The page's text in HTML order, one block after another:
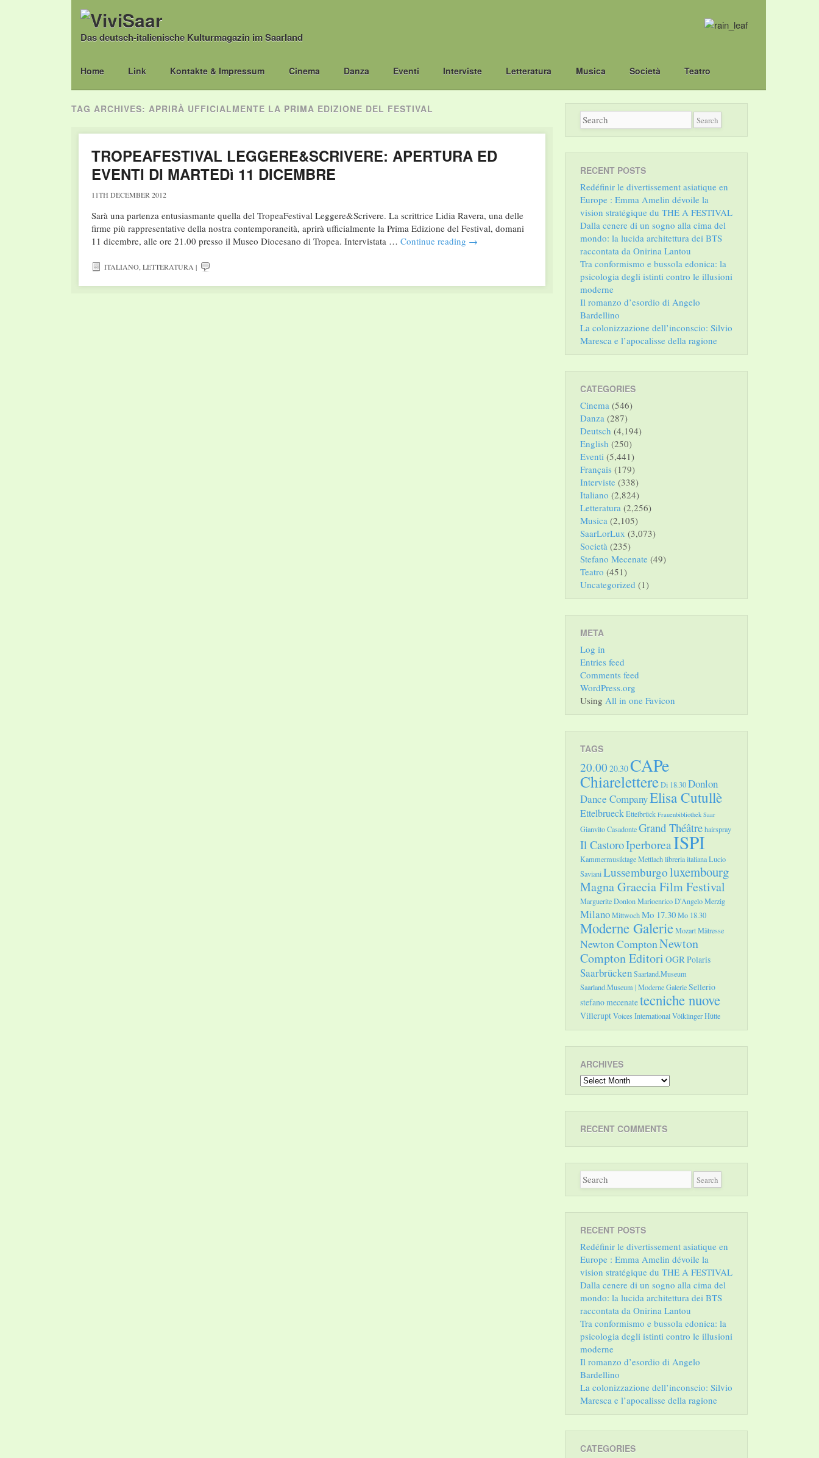
Das deutsch-italienische Kulturmagazin im Saarland
Main menu
Skip
Home Link Kontakte & Impressum Cinema Danza Eventi Interviste Letteratura Musica Società Teatro
TAG ARCHIVES: APRIRÀ UFFICIALMENTE LA PRIMA EDIZIONE DEL FESTIVAL
TROPEAFESTIVAL LEGGERE&SCRIVERE: APERTURA ED
EVENTI DI MARTEDì 11 DICEMBRE
11TH DECEMBER 2012
Sarà una partenza entusiasmante quella del TropeaFestival Leggere&Scrivere. La scrittrice Lidia Ravera, una delle
firme più rappresentative della nostra contemporaneità, aprirà ufficialmente la Prima Edizione del Festival, domani
11 dicembre, alle ore 21.00 presso il Museo Diocesano di Tropea. Intervistata … Continue reading →
ITALIANO,LETTERATURA |
RECENT POSTS
Redéfinir le divertissement asiatique en
Europe : Emma Amelin dévoile la
vision stratégique du THE A FESTIVAL
Dalla cenere di un sogno alla cima del
mondo: la lucida architettura dei BTS
raccontata da Onirina Lantou
Tra conformismo e bussola edonica: la
psicologia degli istinti contro le illusioni
moderne
Il romanzo d’esordio di Angelo
Bardellino
La colonizzazione dell’inconscio: Silvio
Maresca e l’apocalisse della ragione
CATEGORIES
Cinema (546)
Danza (287)
Deutsch (4,194)
English (250)
Eventi (5,441)
Français (179)
Interviste (338)
Italiano (2,824)
Letteratura (2,256)
Musica (2,105)
SaarLorLux (3,073)
Società (235)
Stefano Mecenate (49)
Teatro (451)
Uncategorized (1)
META
Log in
Entries feed
Comments feed
WordPress.org
Using All in one Favicon
TAGS
20.00 20.30CAPe
ChiarelettereDi 18.30Donlon
Dance CompanyElisa Cutullè
EttelbrueckEttelbrück Frauenbibliothek Saar
Gianvito CasadonteGrand Théâtrehairspray
Il CastoroIperboreaISPI
Kammermusiktage Mettlachlibreria italianaLucio
SavianiLussemburgoluxembourg
Magna Graecia Film Festival
Marguerite DonlonMarioenrico D'AngeloMerzig
MilanoMittwochMo 17.30Mo 18.30
Moderne GalerieMozartMätresse
Newton ComptonNewton
Compton Editori OGRPolaris
SaarbrückenSaarland.Museum
Saarland.Museum | Moderne GalerieSellerio
stefano mecenatetecniche nuove
VilleruptVoices InternationalVölklinger Hütte
ARCHIVES
Archives
RECENT COMMENTS
RECENT POSTS
Redéfinir le divertissement asiatique en
Europe : Emma Amelin dévoile la
vision stratégique du THE A FESTIVAL
Dalla cenere di un sogno alla cima del
mondo: la lucida architettura dei BTS
raccontata da Onirina Lantou
Tra conformismo e bussola edonica: la
psicologia degli istinti contro le illusioni
moderne
Il romanzo d’esordio di Angelo
Bardellino
La colonizzazione dell’inconscio: Silvio
Maresca e l’apocalisse della ragione
CATEGORIES